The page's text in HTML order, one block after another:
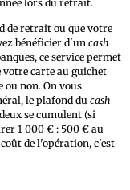
lors du retrait.
de retrait ou que votre
bénéficier d'un cash
ce service permet
carte au guichet
ou non. On vous
le plafond du cash
se cumulent (si
1 000 € : 500 € au
de l'opération, c'est